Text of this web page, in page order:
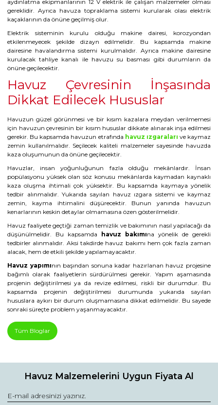
aydınlatma ekipmanlarının 12 V elektrik ile çalışan malzemeler olması
gereklidir. Ayrıca havuza topraklama sistemi kurularak olası elektrik
kaçaklarının da önüne geçilmiş olur.
Elektrik sisteminin kurulu olduğu makine dairesi, korozyondan
etkilenmeyecek şekilde dizayn edilmelidir. Bu kapsamda makine
dairesine havalandırma sistemi kurulmalıdır. Ayrıca makine dairesine
kurulacak tahliye kanalı ile havuzu su basması gibi durumların da
önüne geçilecektir.
Havuz Çevresinin İnşasında
Dikkat Edilecek Hususlar
Havuzun güzel görünmesi ve bir kısım kazalara meydan verilmemesi
için havuzun çevresinin bir kısım hususlar dikkate alınarak inşa edilmesi
gerekir. Bu kapsamda havuzun etrafında havuz ızgaraları ve kaymaz
zemin kullanılmalıdır. Seçilecek kaliteli malzemeler sayesinde havuzda
kaza oluşumunun da önüne geçilecektir.
Havuzlar, insan yoğunluğunun fazla olduğu mekânlardır. İnsan
popülasyonu yüksek olan söz konusu mekânlarda kaymadan kaynaklı
kaza oluşma ihtimali çok yüksektir. Bu kapsamda kaymaya yönelik
tedbir alınmalıdır. Yukarıda sayılan havuz ızgara sistemi ve kaymaz
zemin, kayma ihtimalini düşürecektir. Bunun yanında havuzun
kenarlarının keskin detaylar olmamasına özen gösterilmelidir.
Havuz faaliyete geçtiği zaman temizlik ve bakımının nasıl yapılacağı da
düşünülmelidir. Bu kapsamda
havuz bakımına yönelik de gerekli
tedbirler alınmalıdır. Aksi takdirde havuz bakımı hem çok fazla zaman
alacak, hem de etkili şekilde yapılamayacaktır.
Havuz yapımının başından sonuna kadar hazırlanan havuz projesine
bağımlı olarak faaliyetlerin sürdürülmesi gerekir. Yapım aşamasında
projenin değiştirilmesi ya da revize edilmesi, riskli bir durumdur. Bu
kapsamda projenin değiştirilmesi durumunda yukarıda sayılan
hususlara aykırı bir durum oluşmamasına dikkat edilmelidir. Bu sayede
sonraki süreçte problem yaşanmayacaktır.
Tüm Bloglar
Havuz Malzemelerini Uygun Fiyata Al